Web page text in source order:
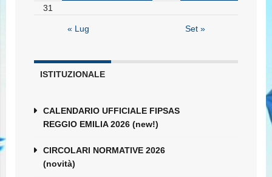
31
« Lug Set »
ISTITUZIONALE
CALENDARIO UFFICIALE FIPSAS
REGGIO EMILIA 2026 (new!)
CIRCOLARI NORMATIVE 2026
(novità)